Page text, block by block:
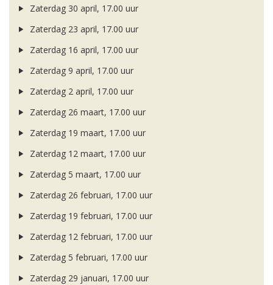
Zaterdag 30 april, 17.00 uur
Zaterdag 23 april, 17.00 uur
Zaterdag 16 april, 17.00 uur
Zaterdag 9 april, 17.00 uur
Zaterdag 2 april, 17.00 uur
Zaterdag 26 maart, 17.00 uur
Zaterdag 19 maart, 17.00 uur
Zaterdag 12 maart, 17.00 uur
Zaterdag 5 maart, 17.00 uur
Zaterdag 26 februari, 17.00 uur
Zaterdag 19 februari, 17.00 uur
Zaterdag 12 februari, 17.00 uur
Zaterdag 5 februari, 17.00 uur
Zaterdag 29 januari, 17.00 uur